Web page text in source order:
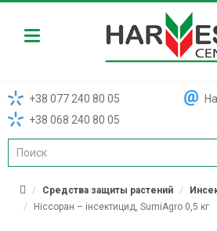
Harvest
+38 077 240 80 05
+38 068 240 80 05
Средства защиты растений
Ніссоран – інсектицид, SumiAgro 0,5 кг